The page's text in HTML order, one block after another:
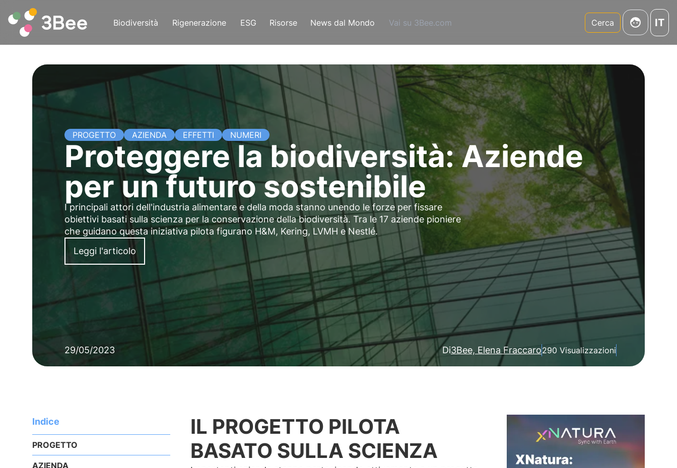
Biodiversità Rigenerazione ESG Risorse News dal Mondo Vai su 3Bee.com Cerca IT
PROGETTO AZIENDA EFFETTI NUMERI
Proteggere la biodiversità: Aziende
per un futuro sostenibile
I principali attori dell'industria alimentare e della moda stanno unendo le forze per fissare
obiettivi basati sulla scienza per la conservazione della biodiversità. Tra le 17 aziende pioniere
che guidano questa iniziativa pilota figurano H&M, Kering, LVMH e Nestlé.
Leggi l'articolo
29/05/2023 Di3Bee, Elena Fraccaro290 Visualizzazioni
Indice
PROGETTO
AZIENDA
IL PROGETTO PILOTA
BASATO SULLA SCIENZA